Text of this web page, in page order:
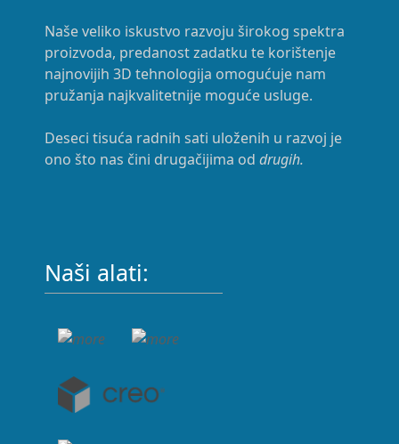
Naše veliko iskustvo razvoju širokog spektra
proizvoda, predanost zadatku te korištenje
najnovijih 3D tehnologija omogućuje nam
pružanja najkvalitetnije moguće usluge.
Deseci tisuća radnih sati uloženih u razvoj je
ono što nas čini drugačijima od drugih.
Naši alati: